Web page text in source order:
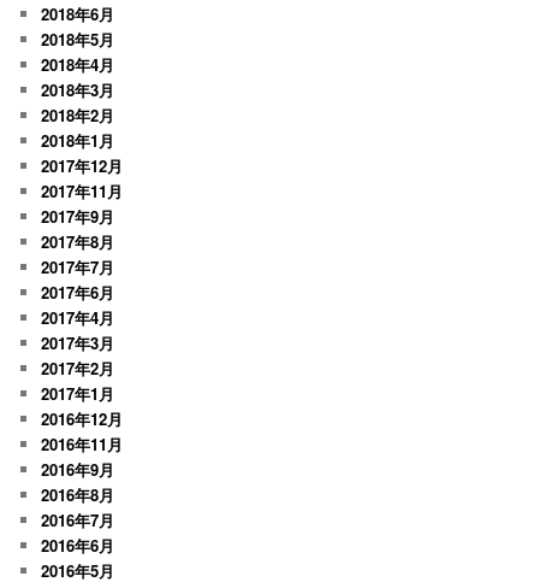
2018年6月
2018年5月
2018年4月
2018年3月
2018年2月
2018年1月
2017年12月
2017年11月
2017年9月
2017年8月
2017年7月
2017年6月
2017年4月
2017年3月
2017年2月
2017年1月
2016年12月
2016年11月
2016年9月
2016年8月
2016年7月
2016年6月
2016年5月